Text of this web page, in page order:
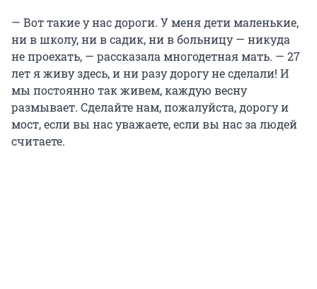
— Вот такие у нас дороги. У меня дети маленькие,
ни в школу, ни в садик, ни в больницу — никуда
не проехать, — рассказала многодетная мать. — 27
лет я живу здесь, и ни разу дорогу не сделали! И
мы постоянно так живем, каждую весну
размывает. Сделайте нам, пожалуйста, дорогу и
мост, если вы нас уважаете, если вы нас за людей
считаете.